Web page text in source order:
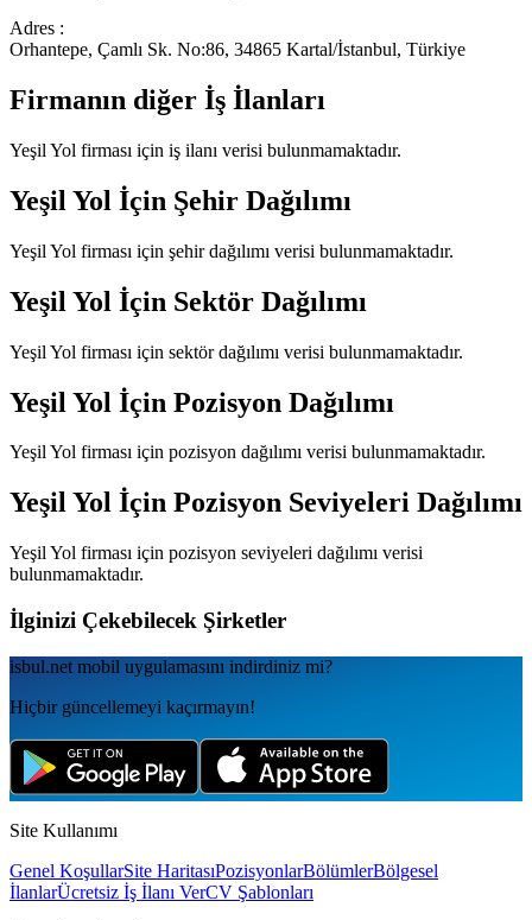
Adres :
Orhantepe, Çamlı Sk. No:86, 34865 Kartal/İstanbul, Türkiye
Firmanın diğer İş İlanları
Yeşil Yol firması için iş ilanı verisi bulunmamaktadır.
Yeşil Yol İçin Şehir Dağılımı
Yeşil Yol firması için şehir dağılımı verisi bulunmamaktadır.
Yeşil Yol İçin Sektör Dağılımı
Yeşil Yol firması için sektör dağılımı verisi bulunmamaktadır.
Yeşil Yol İçin Pozisyon Dağılımı
Yeşil Yol firması için pozisyon dağılımı verisi bulunmamaktadır.
Yeşil Yol İçin Pozisyon Seviyeleri Dağılımı
Yeşil Yol firması için pozisyon seviyeleri dağılımı verisi
bulunmamaktadır.
İlginizi Çekebilecek Şirketler
isbul.net mobil uygulamаsını indirdiniz mi?
Hiçbir güncellemeyi kaçırmayın!
Site Kullanımı
Genel KoşullarSite HaritasıPozisyonlarBölümlerBölgesel
İlanlarÜcretsiz İş İlanı VerCV Şablonları